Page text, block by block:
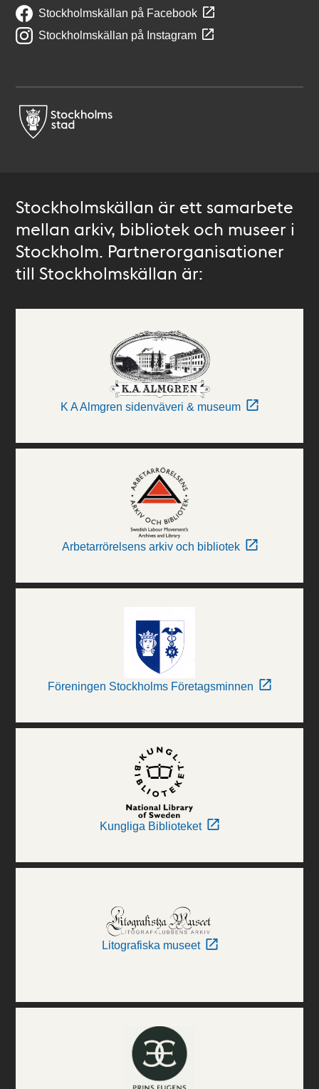
Stockholmskällan på Facebook
Stockholmskällan på Instagram
Stockholmskällan är ett samarbete
mellan arkiv, bibliotek och museer i
Stockholm. Partnerorganisationer
till Stockholmskällan är:
K A Almgren sidenväveri & museum
Arbetarrörelsens arkiv och bibliotek
Föreningen Stockholms Företagsminnen
Kungliga Biblioteket
Litografiska museet